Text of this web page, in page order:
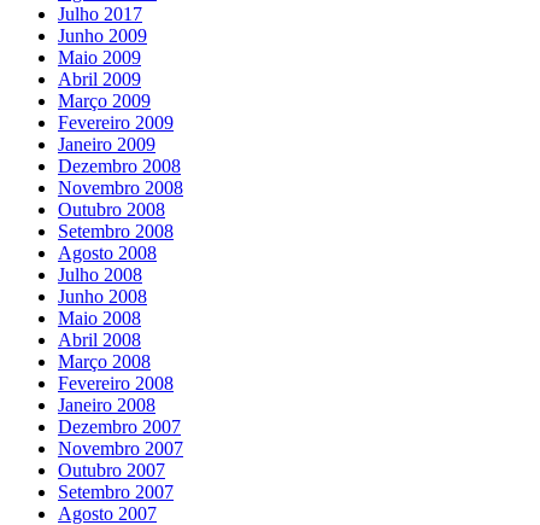
Julho 2017
Junho 2009
Maio 2009
Abril 2009
Março 2009
Fevereiro 2009
Janeiro 2009
Dezembro 2008
Novembro 2008
Outubro 2008
Setembro 2008
Agosto 2008
Julho 2008
Junho 2008
Maio 2008
Abril 2008
Março 2008
Fevereiro 2008
Janeiro 2008
Dezembro 2007
Novembro 2007
Outubro 2007
Setembro 2007
Agosto 2007